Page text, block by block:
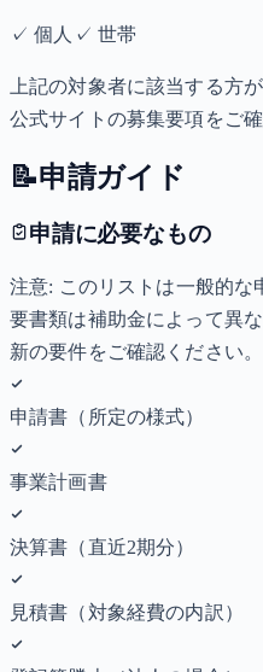
✓個人 ✓ 世帯
上記の対象者に該当する方
公式サイトの募集要項をご確
📝申請ガイド
申請に必要なもの
注意: このリストは一般的な
要書類は補助金によって異
新の要件をご確認ください。
申請書（所定の様式）
事業計画書
決算書（直近2期分）
見積書（対象経費の内訳）